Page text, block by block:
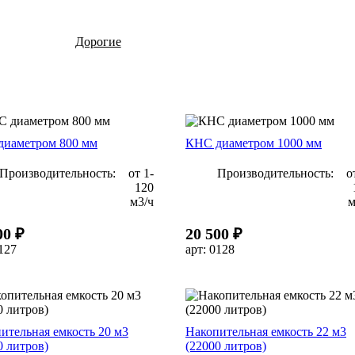
сут
Септики
Станции глубокой очистки
Бытовые стоки
Дорогие
800 мм
Производительность:
от 1-
120
м3/ч
₽
КНС диаметром 1000 мм
Производительность:
20 500 ₽
арт: 0128
емкость 20 м3
литров)
Накопительная емкость 22 м3
(22000 литров)